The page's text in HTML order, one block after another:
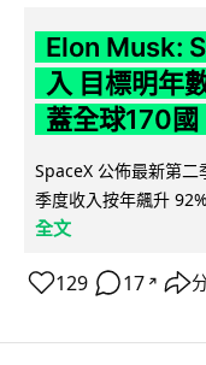
Elon Musk:
入 目標明年
蓋全球170國
SpaceX 公佈最新第
季度收入按年飆升
全文
129 17 ↗